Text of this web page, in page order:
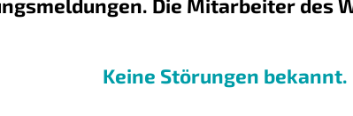
Die Mitarbeiter des
Keine Störungen bekannt.